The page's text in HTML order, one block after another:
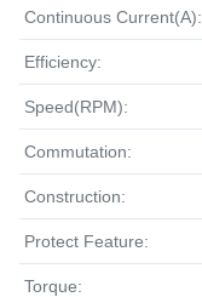
Continuous Current(A):
Efficiency:
Speed(RPM):
Commutation:
Construction:
Protect Feature:
Torque: